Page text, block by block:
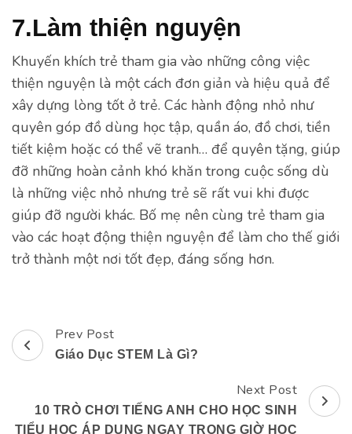
7.Làm thiện nguyện
Khuyến khích trẻ tham gia vào những công việc
thiện nguyện là một cách đơn giản và hiệu quả để
xây dựng lòng tốt ở trẻ. Các hành động nhỏ như
quyên góp đồ dùng học tập, quần áo, đồ chơi, tiền
tiết kiệm hoặc có thể vẽ tranh… để quyên tặng, giúp
đỡ những hoàn cảnh khó khăn trong cuộc sống dù
là những việc nhỏ nhưng trẻ sẽ rất vui khi được
giúp đỡ người khác. Bố mẹ nên cùng trẻ tham gia
vào các hoạt động thiện nguyện để làm cho thế giới
trở thành một nơi tốt đẹp, đáng sống hơn.
Post
Prev Post
Giáo Dục STEM Là Gì?
Next Post
10 TRÒ CHƠI TIẾNG ANH CHO HỌC SINH
TIỂU HỌC ÁP DỤNG NGAY TRONG GIỜ HỌC